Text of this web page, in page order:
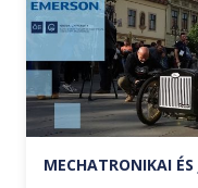
MECHATRONIKAI